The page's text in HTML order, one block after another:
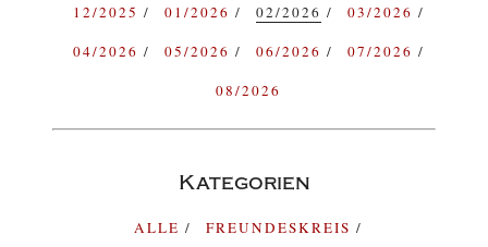
12/2025
01/2026 02/2026
03/2026
04/2026
05/2026 06/2026
07/2026
08/2026
Kategorien
ALLE
FREUNDESKREIS